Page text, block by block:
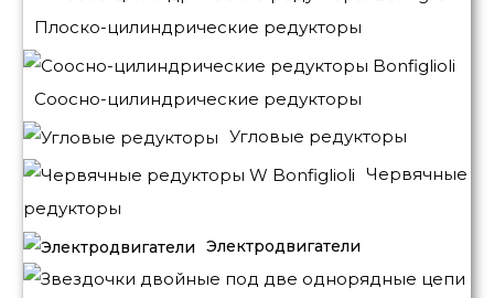
Плоско-цилиндрические редукторы
Соосно-цилиндрические редукторы
Угловые редукторы
Червячные
редукторы
Электродвигатели